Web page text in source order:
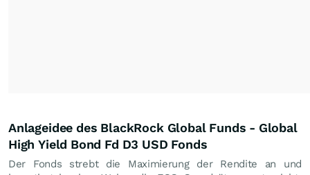
Anlageidee des BlackRock Global Funds - Global
High Yield Bond Fd D3 USD Fonds
Der Fonds strebt die Maximierung der Rendite an und